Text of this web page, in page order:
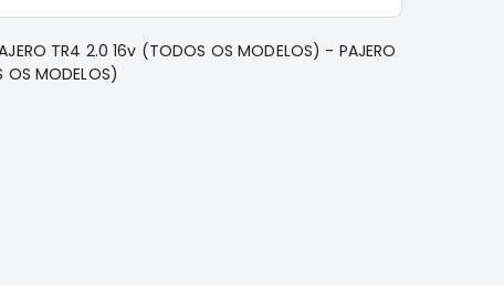
TR4 2.0 16v (TODOS OS MODELOS) - PAJERO
OS MODELOS)